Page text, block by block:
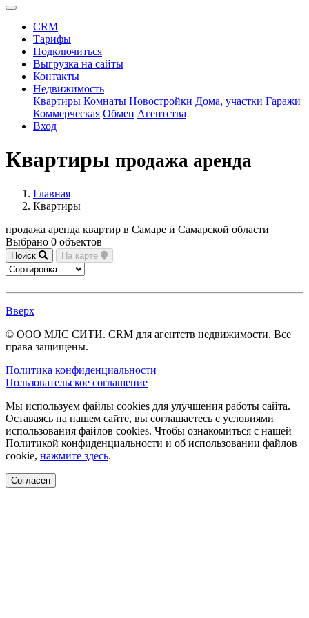
CRM
Тарифы
Подключиться
Выгрузка на сайты
Контакты
Недвижимость
Квартиры Комнаты Новостройки Дома, участки Гаражи
Коммерческая Обмен Агентства
Вход
Квартиры продажа аренда
Главная
Квартиры
продажа аренда квартир в Самаре и Самарской области
Выбрано 0 объектов
Поиск На карте
Вверх
© ООО МЛС СИТИ. CRM для агентств недвижимости. Все
права защищены.
Политика конфиденциальности
Пользовательское соглашение
Мы используем файлы cookies для улучшения работы сайта.
Оставаясь на нашем сайте, вы соглашаетесь с условиями
использования файлов cookies. Чтобы ознакомиться с нашей
Политикой конфиденциальности и об использовании файлов
cookie, нажмите здесь.
Согласен